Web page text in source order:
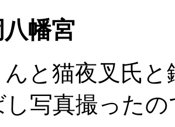
幡宮
んと猫夜叉氏
し写真撮った